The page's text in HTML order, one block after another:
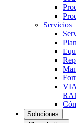
Servicios
Soluciones